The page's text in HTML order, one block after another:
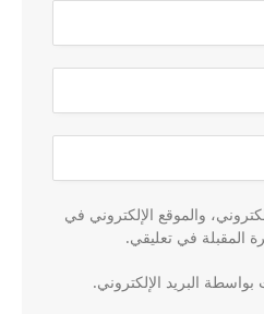
والموقع الإلكتروني في
المقبلة في تعليقي.
بواسطة البريد الإلكتروني.